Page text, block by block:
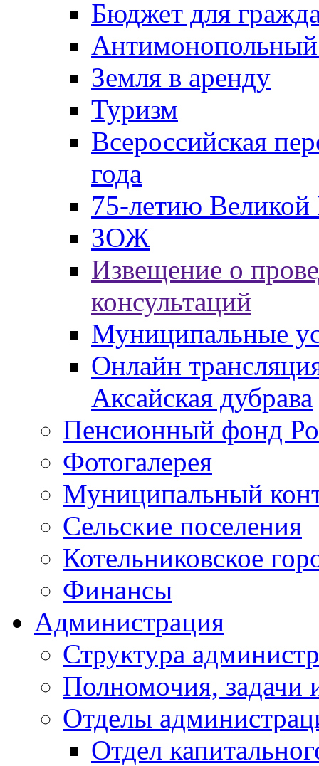
Бюджет для
Антимонопольный
Земля в аренду
Туризм
Всероссийская
года
75-летию
ЗОЖ
Извещение о
консультаций
Муниципальные
Онлайн
Аксайская дубрава
Пенсионный фонд
Фотогалерея
Муниципальный
Сельские поселения
Котельниковское
Финансы
Администрация
Структура
Полномочия, задачи
Отделы
Отдел